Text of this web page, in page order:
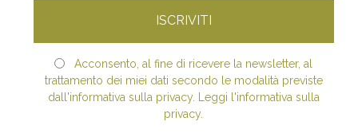
Acconsento, al fine di ricevere la newsletter, al
trattamento dei miei dati secondo le modalità previste
dall'informativa sulla privacy. Leggi l'informativa sulla
privacy.